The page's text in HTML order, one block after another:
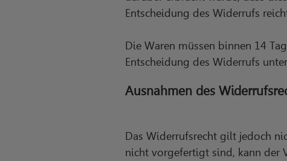
Entscheidung des Widerrufs
Die Waren müssen binnen 14
Entscheidung des Widerrufs
Ausnahmen des
Das Widerrufsrecht gilt jedoch
nicht vorgefertigt sind, kann der